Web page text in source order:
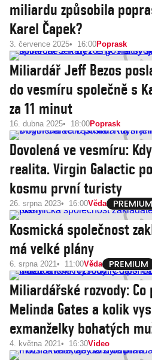
miliardu způsobila
Karel Čapek?
3. července 2025 16:00Poprask
Miliardář Jeff Bezos
do vesmíru společně s
za 11 minut
16. dubna 2025 18:00Poprask
Dovolená ve vesmíru:
realita. Virgin Galactic
kosmu první turisty
26. srpna 2023 16:00Věda
Kosmická společnost
má velké plány
6. srpna 2021 11:00Věda
Miliardářské rozvody: Co
Melinda Gates a kolik
exmanželky bohatých
4. května 2021 16:30Video